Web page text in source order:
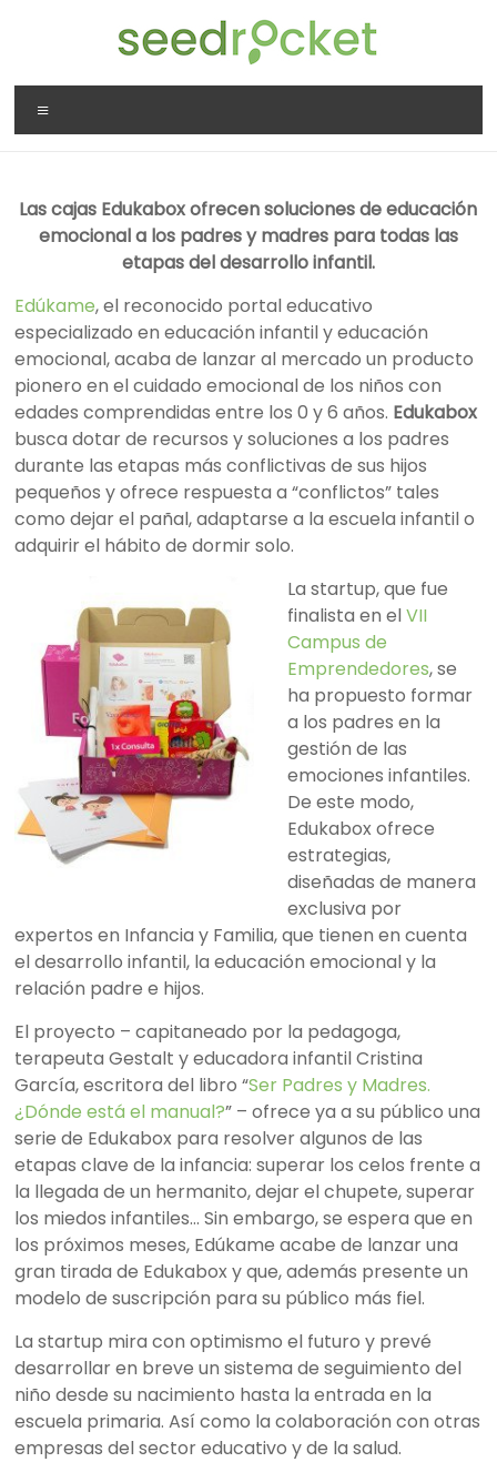
SeedRocket
La
que
nació
España
para
startups
TIC
en
fase
inicial
Las cajas Edukabox ofrecen soluciones de educación
emocional a los padres y madres para todas las
etapas del desarrollo infantil.
Edúkame, el reconocido portal educativo
especializado en educación infantil y educación
emocional, acaba de lanzar al mercado un producto
pionero en el cuidado emocional de los niños con
edades comprendidas entre los 0 y 6 años. Edukabox
busca dotar de recursos y soluciones a los padres
durante las etapas más conflictivas de sus hijos
pequeños y ofrece respuesta a “conflictos” tales
como dejar el pañal, adaptarse a la escuela infantil o
adquirir el hábito de dormir solo.
La startup, que fue
finalista en elVII
Campus de
Emprendedores, se
ha propuesto formar
a los padres en la
gestión de las
emociones infantiles.
De este modo,
Edukabox ofrece
estrategias,
diseñadas de manera
exclusiva por
expertos en Infancia y Familia, que tienen en cuenta
el desarrollo infantil, la educación emocional y la
relación padre e hijos.
El proyecto – capitaneado por la pedagoga,
terapeuta Gestalt y educadora infantil Cristina
García, escritora del libro “Ser Padres y Madres.
¿Dónde está el manual?” – ofrece ya a su público una
serie de Edukabox para resolver algunos de las
etapas clave de la infancia: superar los celos frente a
la llegada de un hermanito, dejar el chupete, superar
los miedos infantiles… Sin embargo, se espera que en
los próximos meses, Edúkame acabe de lanzar una
gran tirada de Edukabox y que, además presente un
modelo de suscripción para su público más fiel.
La startup mira con optimismo el futuro y prevé
desarrollar en breve un sistema de seguimiento del
niño desde su nacimiento hasta la entrada en la
escuela primaria. Así como la colaboración con otras
empresas del sector educativo y de la salud.